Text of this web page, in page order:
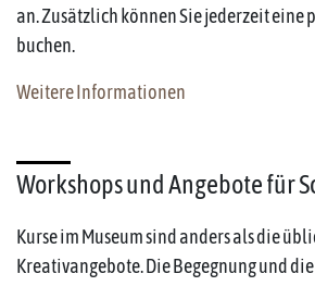
an. Zusätzlich können Sie jederzeit eine
buchen.
Weitere Informationen
Workshops und Angebote für
Kurse im Museum sind anders als die
Kreativangebote. Die Begegnung und